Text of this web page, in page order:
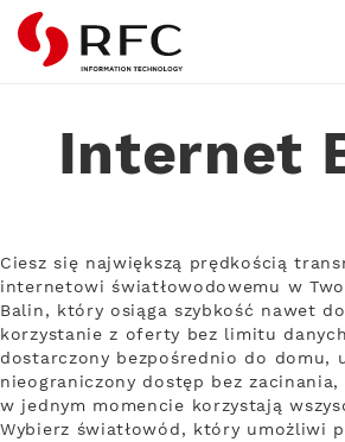
RFC
Internet
Ciesz się największą prędkością
internetowi światłowodowemu w
Balin, który osiąga szybkość nawet
korzystanie z oferty bez limitu
dostarczony bezpośrednio do domu,
nieograniczony dostęp bez
w jednym momencie korzystają
Wybierz światłowód, który umożliwi